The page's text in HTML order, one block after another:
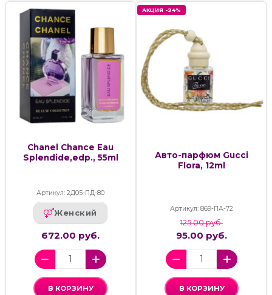
Chanel Chance Eau
Splendide,edp., 55ml
Артикул: 2Д05-ПД-80
Женский
672.00 руб.
В КОРЗИНУ
АКЦИЯ -24%
Авто-парфюм Gucci
Flora, 12ml
Артикул: 869-ПА-72
125.00 руб.
95.00 руб.
В КОРЗИНУ